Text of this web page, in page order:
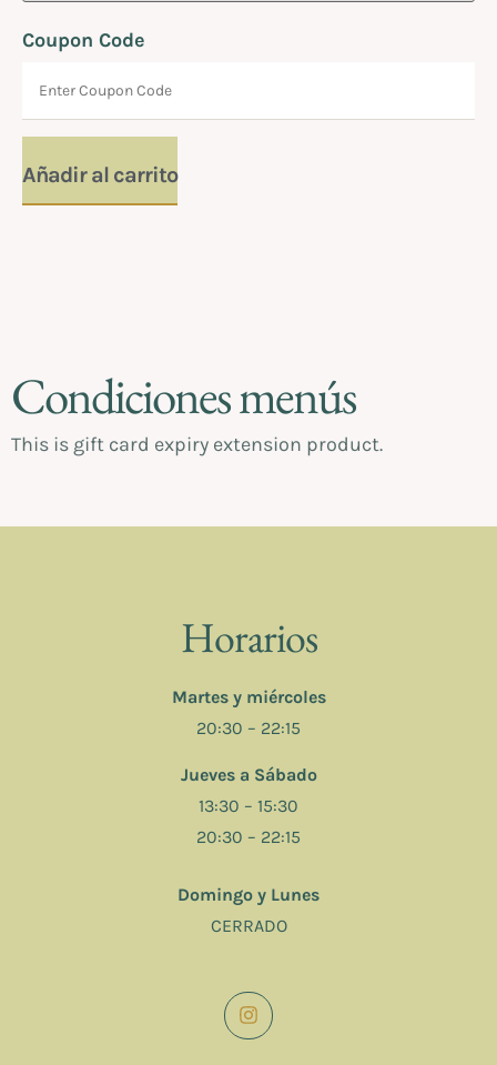
Coupon Code
Añadir al carrito
Condiciones menús
This is gift card expiry extension product.
Horarios
Martes y miércoles
20:30 – 22:15
Jueves a Sábado
13:30 – 15:30
20:30 – 22:15
Domingo y Lunes
CERRADO